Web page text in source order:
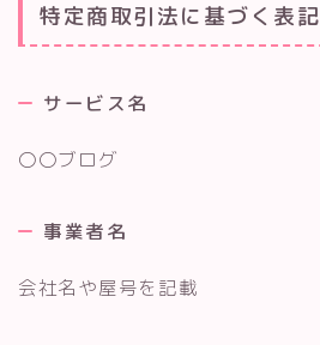
特定商取引法に基づく表記
サービス名
〇〇ブログ
事業者名
会社名や屋号を記載